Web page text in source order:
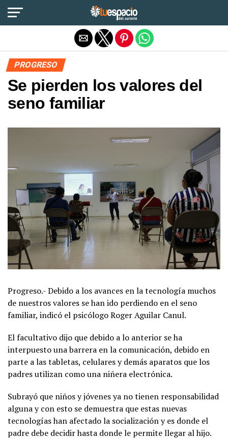
PROGRESO
Se pierden los valores del
seno familiar
Progreso.- Debido a los avances en la tecnología muchos
de nuestros valores se han ido perdiendo en el seno
familiar, indicó el psicólogo Roger Aguilar Canul.
El facultativo dijo que debido a lo anterior se ha
interpuesto una barrera en la comunicación, debido en
parte a las tabletas, celulares y demás aparatos que los
padres utilizan como una niñera electrónica.
Subrayó que niños y jóvenes ya no tienen responsabilidad
alguna y con esto se demuestra que estas nuevas
tecnologías han afectado la socialización y es donde el
padre debe decidir hasta donde le permite llegar al hijo.
Salir de la versión móvil